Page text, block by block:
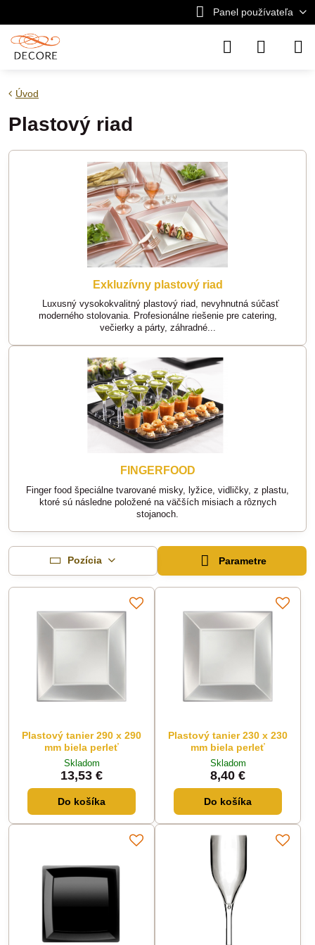
Panel používateľa
Úvod
Plastový riad
Exkluzívny plastový riad
Luxusný vysokokvalitný plastový riad, nevyhnutná súčasť
moderného stolovania. Profesionálne riešenie pre catering,
večierky a párty, záhradné...
FINGERFOOD
Finger food špeciálne tvarované misky, lyžice, vidličky, z plastu,
ktoré sú následne položené na väčších misiach a rôznych
stojanoch.
Pozícia Parametre
Plastový tanier 290 x 290
mm biela perleť
Skladom
13,53 €
Do košíka
Plastový tanier 230 x 230
mm biela perleť
Skladom
8,40 €
Do košíka